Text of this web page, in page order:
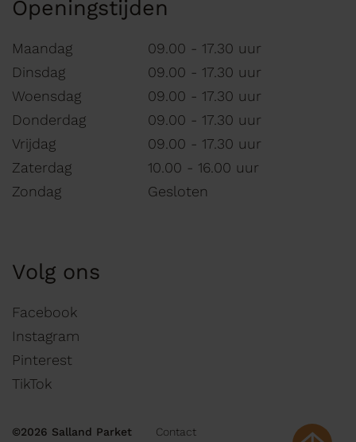
Openingstijden
Maandag
09.00 - 17.30 uur
Dinsdag
09.00 - 17.30 uur
Woensdag
09.00 - 17.30 uur
Donderdag
09.00 - 17.30 uur
Vrijdag
09.00 - 17.30 uur
Zaterdag
10.00 - 16.00 uur
Zondag
Gesloten
Volg ons
Facebook
Instagram
Pinterest
TikTok
©2026 Salland Parket Contact